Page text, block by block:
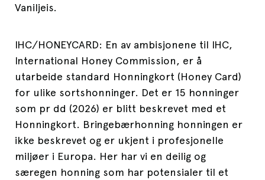
Vaniljeis.
IHC/HONEYCARD: En av ambisjonene til IHC,
International Honey Commission, er å
utarbeide standard Honningkort (Honey Card)
for ulike sortshonninger. Det er 15 honninger
som pr dd (2026) er blitt beskrevet med et
Honningkort. Bringebærhonning honningen er
ikke beskrevet og er ukjent i profesjonelle
miljøer i Europa. Her har vi en deilig og
særegen honning som har potensialer til et